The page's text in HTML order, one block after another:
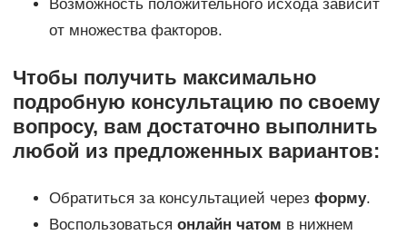
Возможность положительного исхода зависит
от множества факторов.
Чтобы получить максимально
подробную консультацию по своему
вопросу, вам достаточно выполнить
любой из предложенных вариантов:
Обратиться за консультацией через форму.
Воспользоваться онлайн чатом в нижнем